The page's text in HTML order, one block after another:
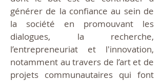
générer de la confiance au sein de
la société en promouvant les
dialogues, la recherche,
l’entrepreneuriat et l'innovation,
notamment au travers de l’art et de
projets communautaires qui font